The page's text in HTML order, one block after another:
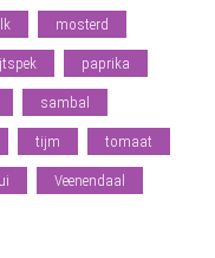
mosterd
paprika
sambal
tijm tomaat
ui Veenendaal